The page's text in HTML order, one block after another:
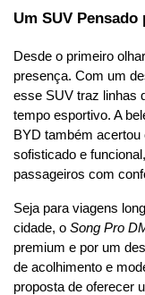
Um SUV
Desde o primeiro
presença. Com um
esse SUV traz linhas
tempo esportivo. A
BYD também
sofisticado e
passageiros com
Seja para viagens
cidade, o Song Pro
premium e por um
de acolhimento e
proposta de oferecer